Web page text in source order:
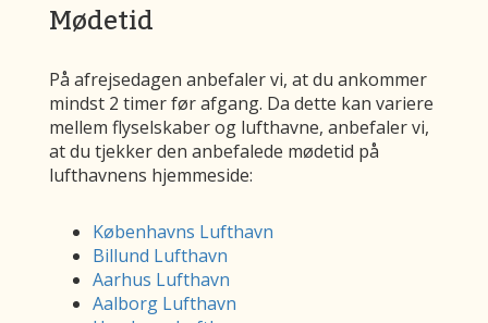
Mødetid
På afrejsedagen anbefaler vi, at du ankommer
mindst 2 timer før afgang. Da dette kan variere
mellem flyselskaber og lufthavne, anbefaler vi,
at du tjekker den anbefalede mødetid på
lufthavnens hjemmeside:
Københavns Lufthavn
Billund Lufthavn
Aarhus Lufthavn
Aalborg Lufthavn